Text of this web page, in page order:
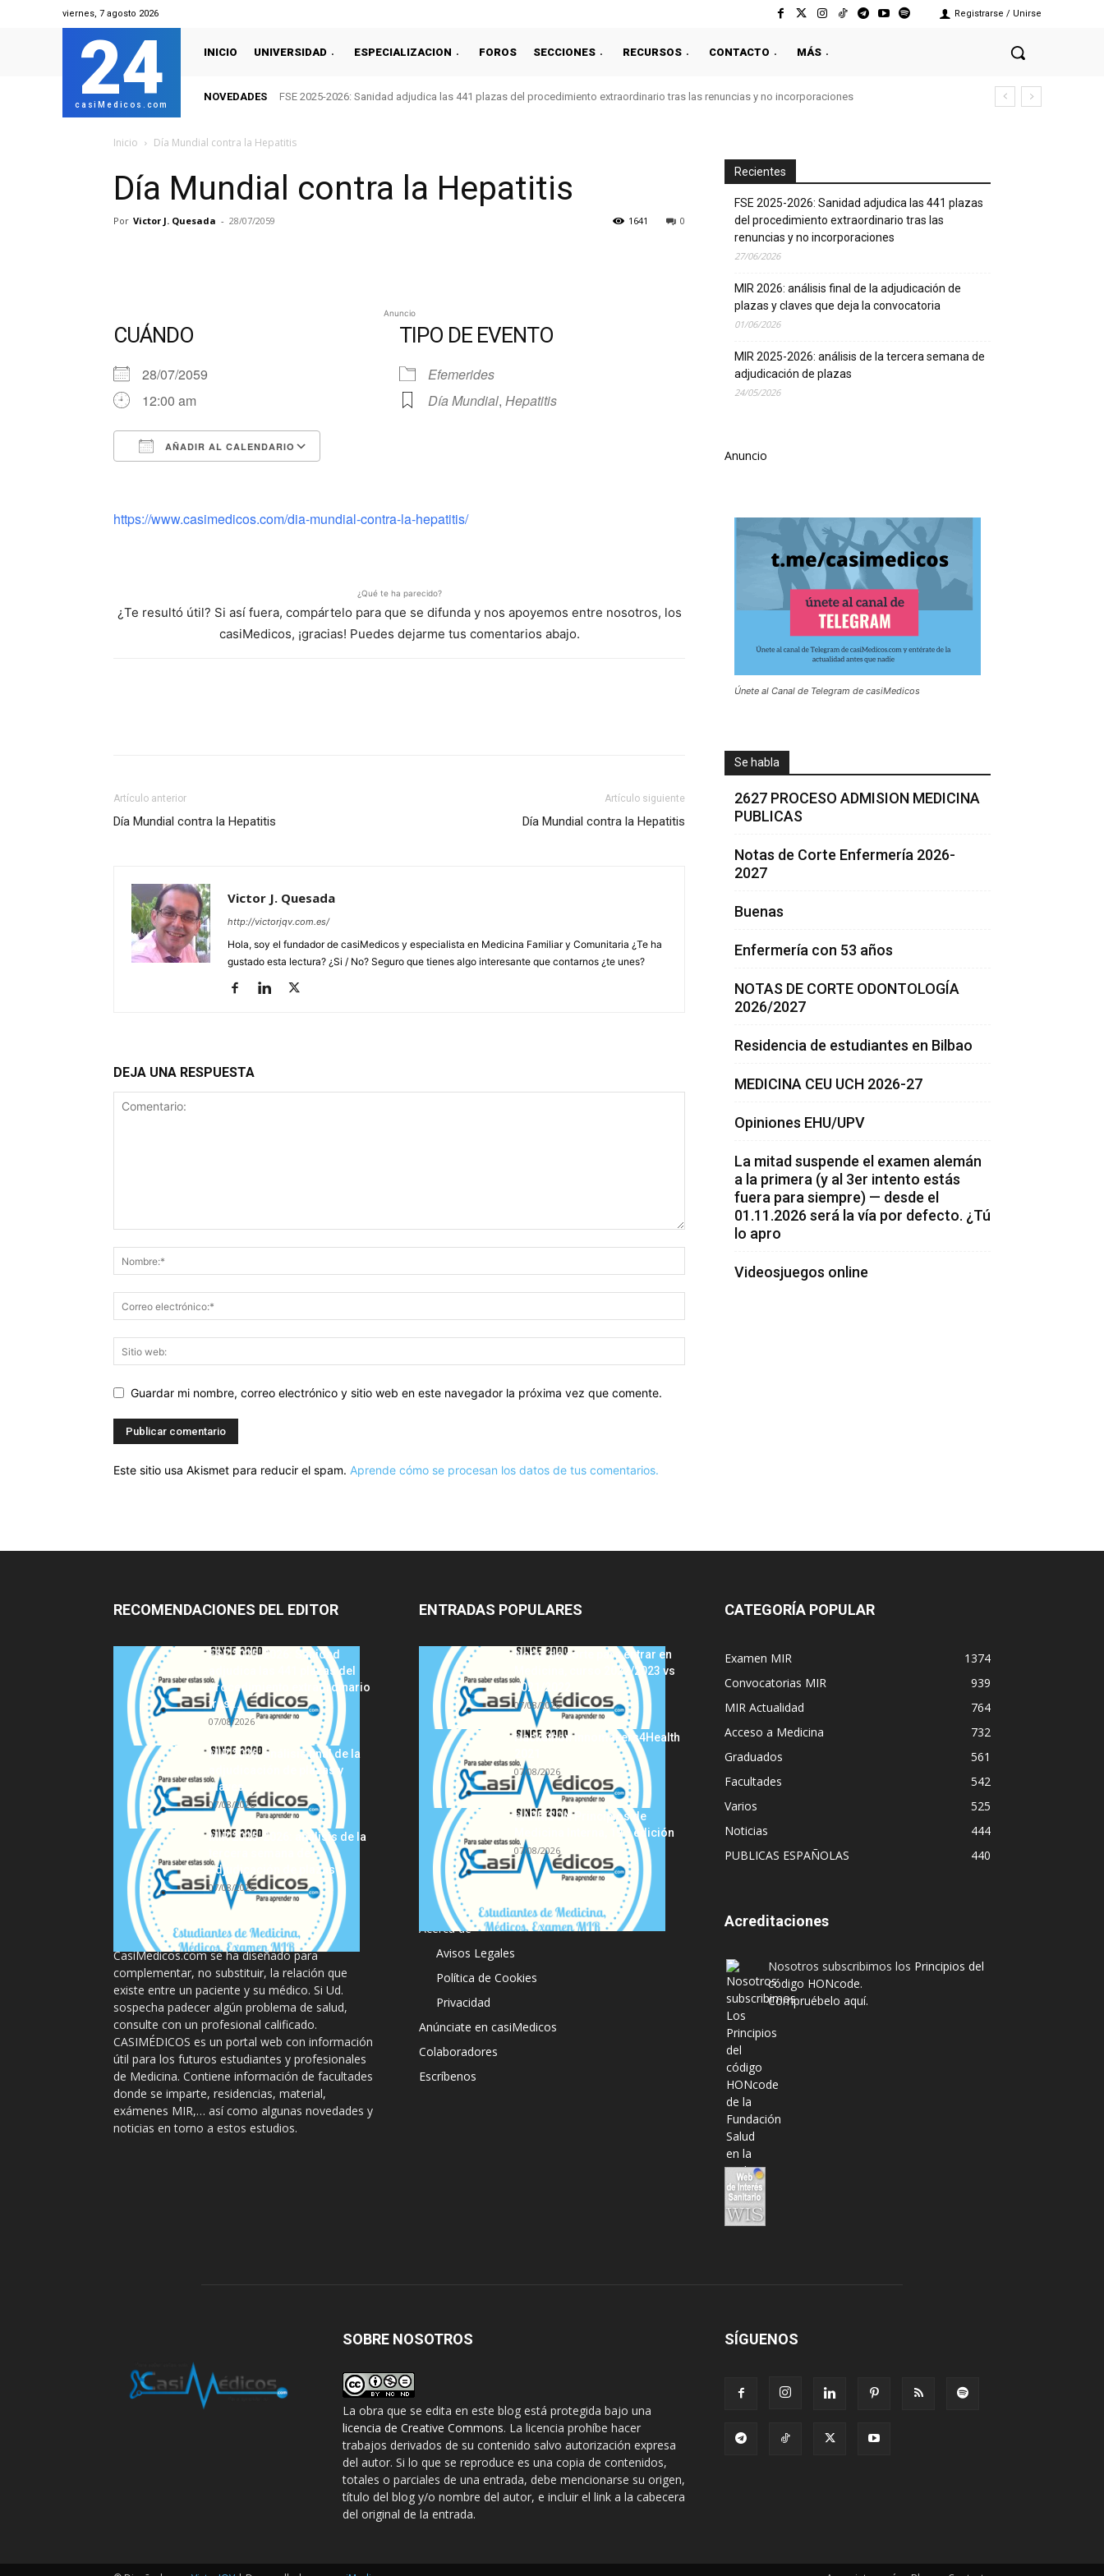
viernes, 7 agosto 2026 Registrarse / Unirse
24
casiMedicos.com
INICIO UNIVERSIDAD ESPECIALIZACION FOROS SECCIONES RECURSOS CONTACTO MÁS
NOVEDADES FSE 2025-2026: Sanidad adjudica las 441 plazas del procedimiento extraordinario tras las renuncias y no incorporaciones
Inicio Día Mundial contra la Hepatitis
Día Mundial contra la Hepatitis
Por Victor J. Quesada - 28/07/2059 0
1641
Anuncio
CUÁNDO
28/07/2059
12:00 am
AÑADIR AL CALENDARIO
TIPO DE EVENTO
Efemerides
Día Mundial, Hepatitis
https://www.casimedicos.com/dia-mundial-contra-la-hepatitis/
¿Qué te ha parecido?
¿Te resultó útil? Si así fuera, compártelo para que se difunda y nos apoyemos entre nosotros, los
casiMedicos, ¡gracias! Puedes dejarme tus comentarios abajo.
Artículo anterior
Día Mundial contra la Hepatitis
Artículo siguiente
Día Mundial contra la Hepatitis
Victor J. Quesada
http://victorjqv.com.es/
Hola, soy el fundador de casiMedicos y especialista en Medicina Familiar y Comunitaria ¿Te ha
gustado esta lectura? ¿Si / No? Seguro que tienes algo interesante que contarnos ¿te unes?
DEJA UNA RESPUESTA
Guardar mi nombre, correo electrónico y sitio web en este navegador la próxima vez que comente.
Este sitio usa Akismet para reducir el spam. Aprende cómo se procesan los datos de tus comentarios.
Recientes
FSE 2025-2026: Sanidad adjudica las 441 plazas
del procedimiento extraordinario tras las
renuncias y no incorporaciones
27/06/2026
MIR 2026: análisis final de la adjudicación de
plazas y claves que deja la convocatoria
01/06/2026
MIR 2025-2026: análisis de la tercera semana de
adjudicación de plazas
24/05/2026
Anuncio
Únete al Canal de Telegram de casiMedicos
Se habla
2627 PROCESO ADMISION MEDICINA
PUBLICAS
Notas de Corte Enfermería 2026-
2027
Buenas
Enfermería con 53 años
NOTAS DE CORTE ODONTOLOGÍA
2026/2027
Residencia de estudiantes en Bilbao
MEDICINA CEU UCH 2026-27
Opiniones EHU/UPV
La mitad suspende el examen alemán
a la primera (y al 3er intento estás
fuera para siempre) — desde el
01.11.2026 será la vía por defecto. ¿Tú
lo apro
Videosjuegos online
RECOMENDACIONES DEL EDITOR
FSE 2025-2026: Sanidad
adjudica las 441 plazas del
procedimiento extraordinario
tras...
07/08/2026
MIR 2026: análisis final de la
adjudicación de plazas y
claves...
07/08/2026
MIR 2025-2026: análisis de la
adjudicación de plazas
07/08/2026
La información proporcionada en
CasiMedicos.com se ha diseñado para
complementar, no substituir, la relación que
existe entre un paciente y su médico. Si Ud.
sospecha padecer algún problema de salud,
consulte con un profesional calificado.
CASIMÉDICOS es un portal web con información
útil para los futuros estudiantes y profesionales
de Medicina. Contiene información de facultades
donde se imparte, residencias, material,
exámenes MIR,… así como algunas novedades y
noticias en torno a estos estudios.
ENTRADAS POPULARES
Notas de corte para entrar en
Medicina, curso 2022/2023 vs
2021/2022
07/08/2026
Hackathon Innomakers4Health
07/08/2026
HARRISON Principios de
Medicina Interna, 19.ª edición
07/08/2026
Acerca de
Avisos Legales
Política de Cookies
Privacidad
Anúnciate en casiMedicos
Colaboradores
Escríbenos
CATEGORÍA POPULAR
Examen MIR
1374
Convocatorias MIR
939
MIR Actualidad
764
Acceso a Medicina
732
Graduados
561
Facultades
542
Varios
525
Noticias
444
PUBLICAS ESPAÑOLAS
440
Acreditaciones
Nosotros subscribimos los Principios del
código HONcode.
Compruébelo aquí.
SOBRE NOSOTROS
La obra que se edita en este blog está protegida bajo una
licencia de Creative Commons. La licencia prohíbe hacer
trabajos derivados de su contenido salvo autorización expresa
del autor. Si lo que se reproduce es una copia de contenidos,
totales o parciales de una entrada, debe mencionarse su origen,
título del blog y/o nombre del autor, e incluir el link a la cabecera
del original de la entrada.
SÍGUENOS